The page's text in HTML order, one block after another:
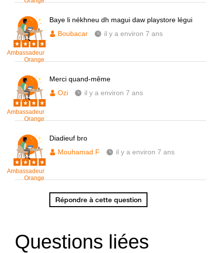
Ambassadeur
Orange
Baye li nékhneu dh magui daw playstore légui
Boubacar
il y a environ 7 ans
Ambassadeur
Orange
Merci quand-même
Ozi
il y a environ 7 ans
Ambassadeur
Orange
Diadieuf bro
Mouhamad F
il y a environ 7 ans
Répondre à cette question
Questions liées